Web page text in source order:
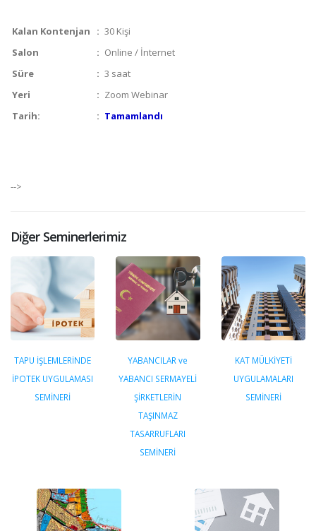
Kalan Kontenjan : 30 Kişi
Salon
: Online / İnternet
Süre
: 3 saat
Yeri
: Zoom Webinar
Tarih:
: Tamamlandı
-->
Diğer Seminerlerimiz
TAPU İŞLEMLERİNDE
İPOTEK UYGULAMASI
SEMİNERİ
YABANCILAR ve
YABANCI SERMAYELİ
ŞİRKETLERİN
TAŞINMAZ
TASARRUFLARI
SEMİNERİ
KAT MÜLKİYETİ
UYGULAMALARI
SEMİNERİ